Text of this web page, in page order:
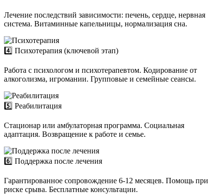
Лечение последствий зависимости: печень, сердце, нервная
система. Витаминные капельницы, нормализация сна.
4️⃣ Психотерапия (ключевой этап)
Работа с психологом и психотерапевтом. Кодирование от
алкоголизма, игромании. Групповые и семейные сеансы.
5️⃣ Реабилитация
Стационар или амбулаторная программа. Социальная
адаптация. Возвращение к работе и семье.
6️⃣ Поддержка после лечения
Гарантированное сопровождение 6-12 месяцев. Помощь при
риске срыва. Бесплатные консультации.